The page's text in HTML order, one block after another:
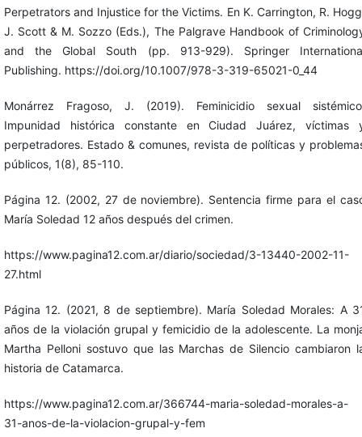
Perpetrators and Injustice for the Victims. En K. Carrington, R.
J. Scott & M. Sozzo (Eds.), The Palgrave Handbook of
and the Global South (pp. 913-929). Springer
Publishing. https://doi.org/10.1007/978-3-319-65021-0_44
Monárrez Fragoso, J. (2019). Feminicidio sexual
Impunidad histórica constante en Ciudad Juárez, víctimas
perpetradores. Estado & comunes, revista de políticas y
públicos, 1(8), 85-110.
Página 12. (2002, 27 de noviembre). Sentencia firme para el
María Soledad 12 años después del crimen.
https://www.pagina12.com.ar/diario/sociedad/3-13440-2002-11-
27.html
Página 12. (2021, 8 de septiembre). María Soledad Morales: A
años de la violación grupal y femicidio de la adolescente. La
Martha Pelloni sostuvo que las Marchas de Silencio cambiaron
historia de Catamarca.
https://www.pagina12.com.ar/366744-maria-soledad-morales-a-
31-anos-de-la-violacion-grupal-y-fem